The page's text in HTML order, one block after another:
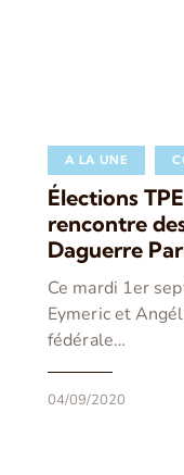
A LA UNE
Élections
rencontre
Daguerre
Ce mardi 1er
Eymeric et
fédérale…
04/09/2020